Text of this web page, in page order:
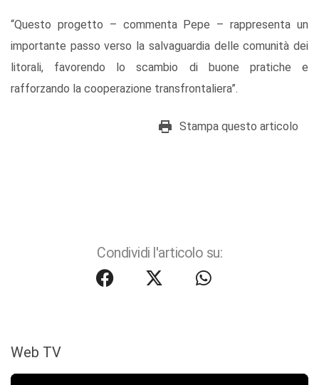
“Questo progetto – commenta Pepe – rappresenta un
importante passo verso la salvaguardia delle comunità dei
litorali, favorendo lo scambio di buone pratiche e
rafforzando la cooperazione transfrontaliera”.
Stampa questo articolo
Condividi l'articolo su:
Web TV